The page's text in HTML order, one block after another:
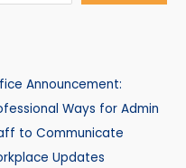
Announcement:
Ways for Admin
to Communicate
Updates